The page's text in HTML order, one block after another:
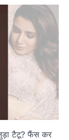
टैटू? फैंस कर